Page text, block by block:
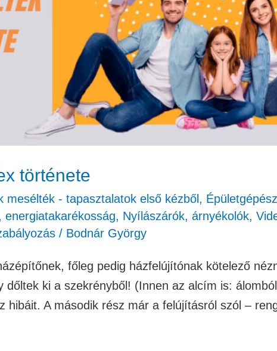
története
mesélték - tapasztalatok első kézből ,
energiatakarékosság, Nyílászárók, árnyékolók,
/ Bodnár György
főleg pedig házfelújítónak kötelező
dőltek ki a szekrényből! (Innen az alcím is:
hibáit. A második rész már a felújításról szól –